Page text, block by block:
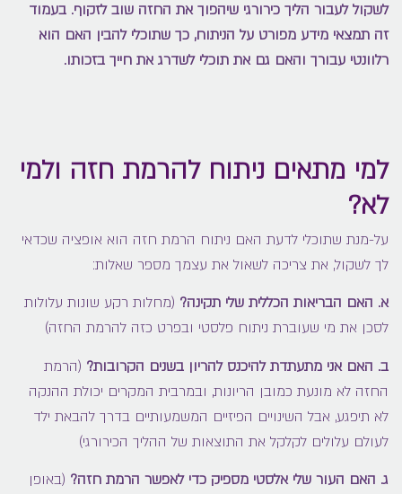
לשקול לעבור הליך כירורגי שיהפוך את החזה שוב לזקוף. בעמוד
זה תמצאי מידע מפורט על הניתוח, כך שתוכלי להבין האם הוא
רלוונטי עבורך והאם גם את תוכלי לשדרג את חייך בזכותו.
למי מתאים ניתוח להרמת חזה ולמי
לא?
על-מנת שתוכלי לדעת האם ניתוח הרמת חזה הוא אופציה שכדאי
לך לשקול, את צריכה לשאול את עצמך מספר שאלות:
א. האם הבריאות הכללית שלי תקינה? (מחלות רקע שונות עלולות
לסכן את מי שעוברת ניתוח פלסטי ובפרט כזה להרמת החזה)
ב. האם אני מתעתדת להיכנס להריון בשנים הקרובות? (הרמת
החזה לא מונעת כמובן הריונות, ובמרבית המקרים יכולת ההנקה
לא תיפגע, אבל השינויים הפיזיים המשמעותיים בדרך להבאת ילד
לעולם עלולים לקלקל את התוצאות של ההליך הכירורגי)
ג. האם העור שלי אלסטי מספיק כדי לאפשר הרמת חזה? (באופן